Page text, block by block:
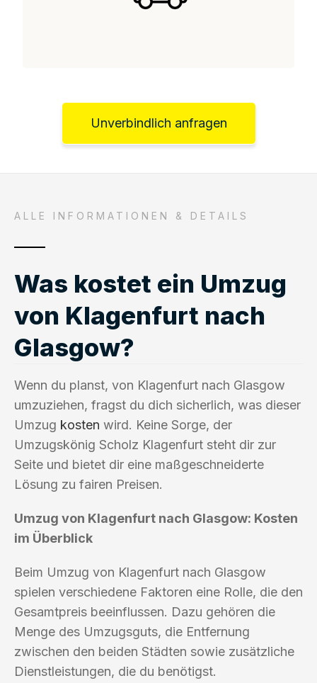
Unverbindlich anfragen
ALLE INFORMATIONEN & DETAILS
Was kostet ein Umzug
von Klagenfurt nach
Glasgow?
Wenn du planst, von Klagenfurt nach Glasgow
umzuziehen, fragst du dich sicherlich, was dieser
Umzug kosten wird. Keine Sorge, der
Umzugskönig Scholz Klagenfurt steht dir zur
Seite und bietet dir eine maßgeschneiderte
Lösung zu fairen Preisen.
Umzug von Klagenfurt nach Glasgow: Kosten
im Überblick
Beim Umzug von Klagenfurt nach Glasgow
spielen verschiedene Faktoren eine Rolle, die den
Gesamtpreis beeinflussen. Dazu gehören die
Menge des Umzugsguts, die Entfernung
zwischen den beiden Städten sowie zusätzliche
Dienstleistungen, die du benötigst.